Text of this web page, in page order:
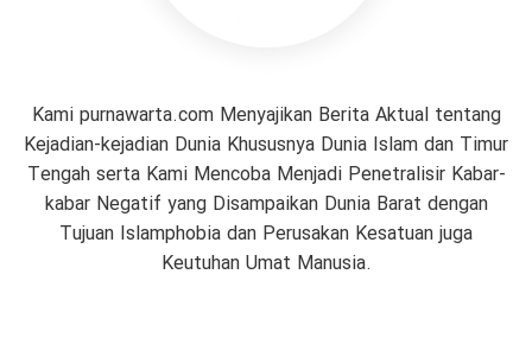
Kami purnawarta.com Menyajikan Berita Aktual tentang
Kejadian-kejadian Dunia Khususnya Dunia Islam dan Timur
Tengah serta Kami Mencoba Menjadi Penetralisir Kabar-
kabar Negatif yang Disampaikan Dunia Barat dengan
Tujuan Islamphobia dan Perusakan Kesatuan juga
Keutuhan Umat Manusia.